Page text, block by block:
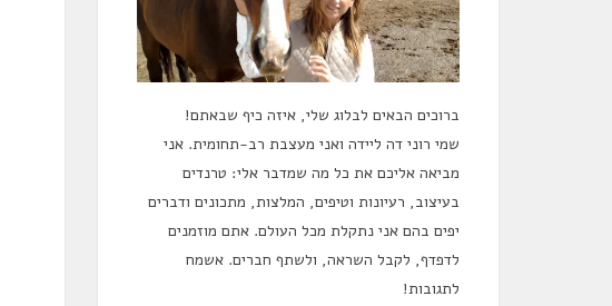
ברוכים הבאים לבלוג שלי, איזה כיף שבאתם!
שמי רוני דה ליידה ואני מעצבת רב-תחומית. אני
מביאה אליכם את כל מה שמדבר אלי: טרנדים
בעיצוב, רעיונות וטיפים, המלצות, מתכונים ודברים
יפים בהם אני נתקלת מכל העולם. אתם מוזמנים
לדפדף, לקבל השראה, ולשתף חברים. אשמח
לתגובות!